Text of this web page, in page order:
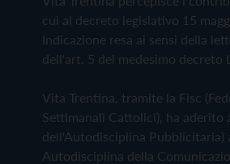
cui al decreto legislativo 15
Indicazione resa ai sensi della
dell'art. 5 del medesimo decreto
Vita Trentina, tramite la Fisc
Settimanali Cattolici), ha aderito
dell'Autodisciplina Pubblicitaria)
Autodisciplina della